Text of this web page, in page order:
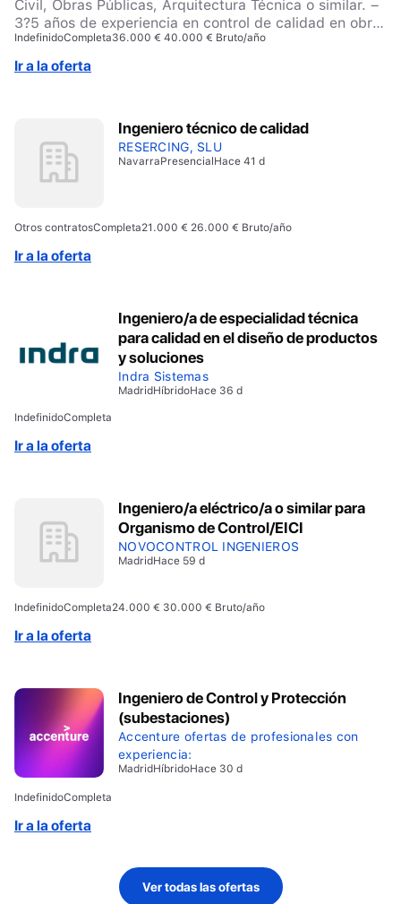
Civil, Obras Públicas, Arquitectura Técnica o similar. –
3?5 años de experiencia en control de calidad en obra
civil. – Experiencia valorable en: – Grandes volúmenes
de hormigón. – Movimiento de tierras y rellenos
controlados. – Geotecnia (mejora de terreno, pilotaje).
constructivos de obra civil. – Inglés B2-C1. –
Disponibilidad para incorporarse en Huesca. Requisitos
valorables – Rigor técnico y atención al detalle. –
Capacidad analítica. – Perfil de obra (presencia en
IndefinidoCompleta36.000 € 40.000 € Bruto/año
Ir a la oferta
Ingeniero técnico de calidad
RESERCING, SLU
NavarraPresencialHace 41 d
Otros contratosCompleta21.000 € 26.000 € Bruto/año
Ir a la oferta
Ingeniero/a de especialidad técnica
para calidad en el diseño de productos
y soluciones
Indra Sistemas
MadridHíbridoHace 36 d
IndefinidoCompleta
Ir a la oferta
Ingeniero/a eléctrico/a o similar para
Organismo de Control/EICI
NOVOCONTROL INGENIEROS
MadridHace 59 d
IndefinidoCompleta24.000 € 30.000 € Bruto/año
Ir a la oferta
Ingeniero de Control y Protección
(subestaciones)
Accenture ofertas de profesionales con
experiencia:
MadridHíbridoHace 30 d
IndefinidoCompleta
Ir a la oferta
Ver todas las ofertas